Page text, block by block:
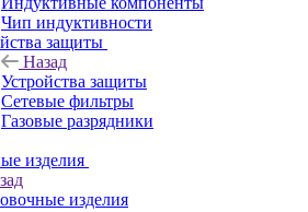
Чип индуктивности
защиты
Назад
Устройства защиты
Сетевые фильтры
Газовые разрядники
изделия
изделия